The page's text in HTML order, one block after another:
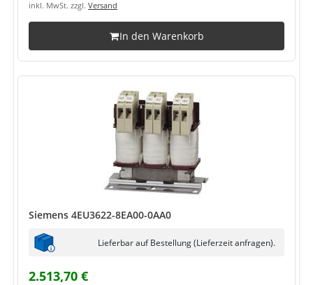
inkl. MwSt. zzgl. Versand
In den Warenkorb
Siemens 4EU3622-8EA00-0AA0
Lieferbar auf Bestellung (Lieferzeit anfragen).
2.513,70 €